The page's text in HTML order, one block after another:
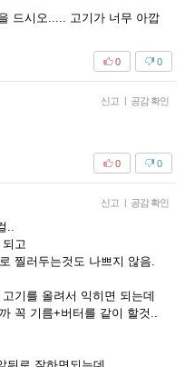
드시오..... 고기가 너무 아깝
0
0
신고 | 공감 확인
0
0
신고 | 공감 확인
..
고
찔러두는것도 나쁘지 않음.
기를 올려서 익히면 되는데
꼭 기름+버터를 같이 할것..